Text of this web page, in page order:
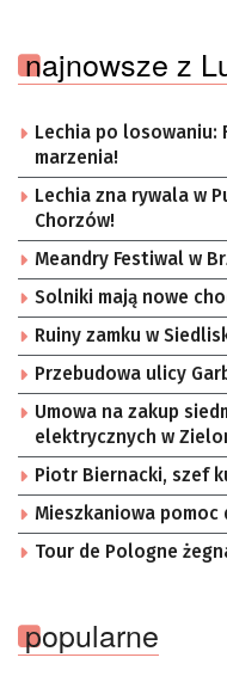
najnowsze z
Lechia po losowaniu:
marzenia!
Lechia zna rywala w
Chorzów!
Meandry Festiwal w
Solniki mają nowe
Ruiny zamku w
Przebudowa ulicy
Umowa na zakup
elektrycznych w
Piotr Biernacki, szef
Mieszkaniowa pomoc
Tour de Pologne
popularne